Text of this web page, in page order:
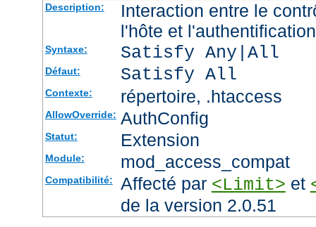
Description:
Interaction entre le
l'hôte et
Syntaxe: Satisfy Any|All
Défaut: Satisfy All
Contexte: répertoire, .htaccess
AllowOverride: AuthConfig
Statut: Extension
Module: mod_access_compat
Compatibilité: Affecté par <Limit> et
de la version 2.0.51